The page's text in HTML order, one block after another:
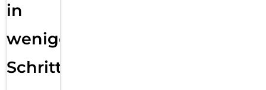
in
wenigen
Schritten